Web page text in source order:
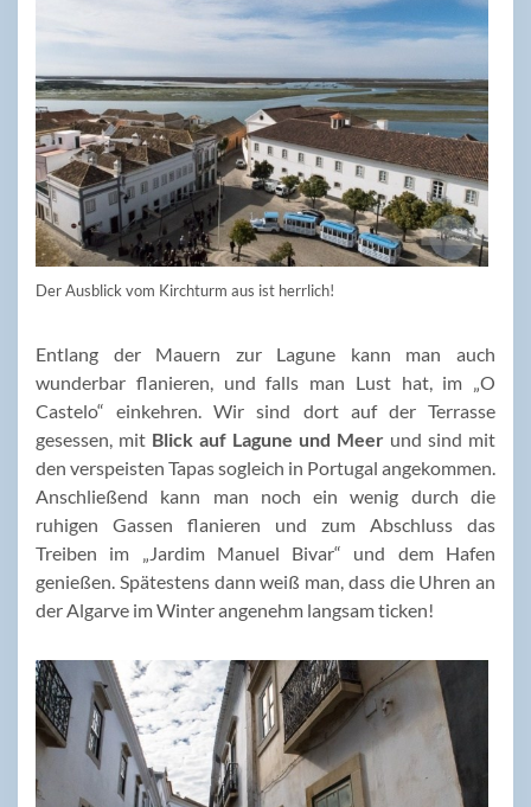
Der Ausblick vom Kirchturm aus ist herrlich!
Entlang der Mauern zur Lagune kann man auch
wunderbar flanieren, und falls man Lust hat, im „O
Castelo“ einkehren. Wir sind dort auf der Terrasse
gesessen, mit Blick auf Lagune und Meer und sind mit
den verspeisten Tapas sogleich in Portugal angekommen.
Anschließend kann man noch ein wenig durch die
ruhigen Gassen flanieren und zum Abschluss das
Treiben im „Jardim Manuel Bivar“ und dem Hafen
genießen. Spätestens dann weiß man, dass die Uhren an
der Algarve im Winter angenehm langsam ticken!